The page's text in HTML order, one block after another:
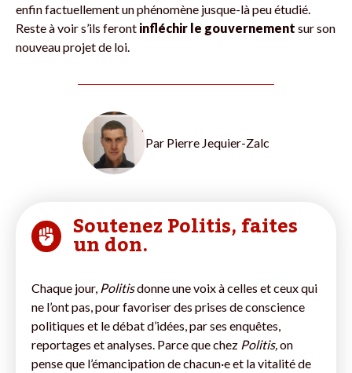
enfin factuellement un phénomène jusque-là peu étudié.
Reste à voir s’ils feront infléchir le gouvernement sur son
nouveau projet de loi.
Par Pierre Jequier-Zalc
Soutenez Politis, faites
un don.
Chaque jour, Politisdonne une voix à celles et ceux qui
ne l’ont pas, pour favoriser des prises de conscience
politiques et le débat d’idées, par ses enquêtes,
reportages et analyses. Parce que chez Politis,on
pense que l’émancipation de chacun·e et la vitalité de